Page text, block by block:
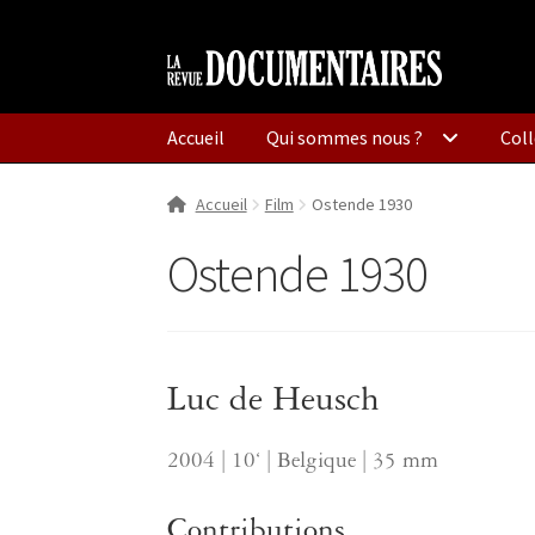
Aller
à
navigation
Aller
au
Accueil Qui sommes nous ?
Accueil Film Ostende 1930
Ostende 1930
Luc de Heusch
2004 | 10‘ | Belgique | 35 mm